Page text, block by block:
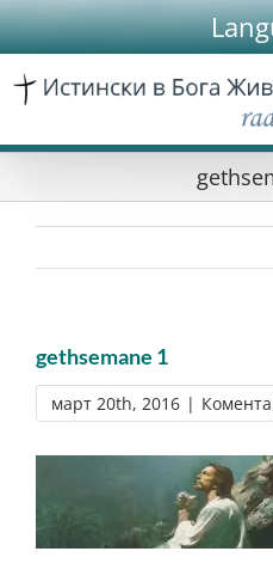
Skip
to
content
gethsemane 1
март 20th, 2016 |